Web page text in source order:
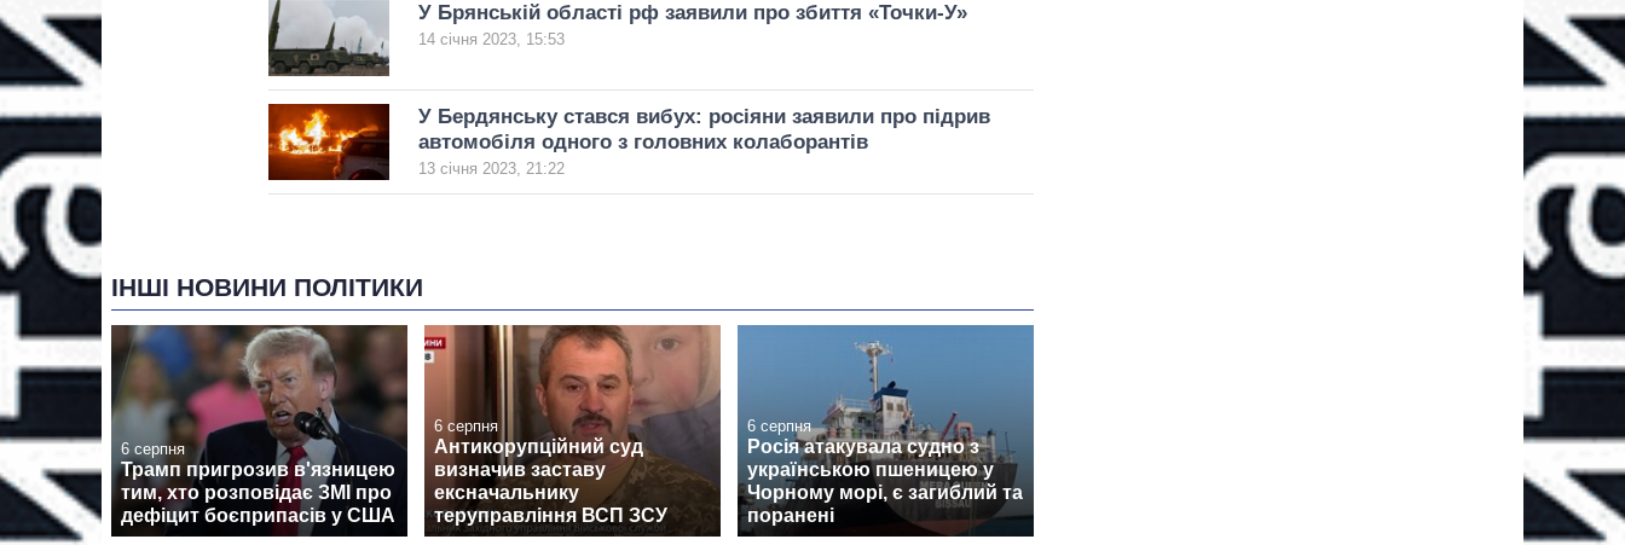
У Брянській області рф заявили про збиття «Точки-У»
14 січня 2023, 15:53
У Бердянську стався вибух: росіяни заявили про підрив
автомобіля одного з головних колаборантів
13 січня 2023, 21:22
ІНШІ НОВИНИ ПОЛІТИКИ
6 серпня
Трамп пригрозив в'язницею
тим, хто розповідає ЗМІ про
дефіцит боєприпасів у США
6 серпня
Антикорупційний суд
визначив заставу
ексначальнику
теруправління ВСП ЗСУ
6 серпня
Росія атакувала судно з
українською пшеницею у
Чорному морі, є загиблий та
поранені